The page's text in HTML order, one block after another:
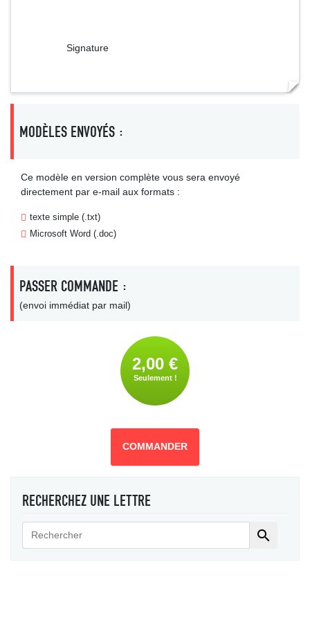
Signature
MODÈLES ENVOYÉS :
Ce modèle en version complète vous sera envoyé
directement par e-mail aux formats :
texte simple (.txt)
Microsoft Word (.doc)
PASSER COMMANDE :
(envoi immédiat par mail)
2,00 €
Seulement !
COMMANDER
RECHERCHEZ UNE LETTRE
